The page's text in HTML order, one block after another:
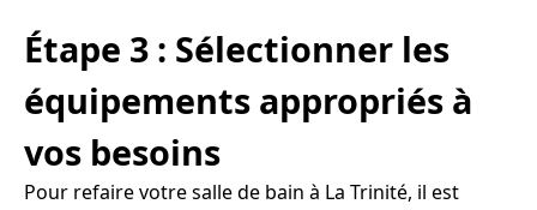
Étape 3 : Sélectionner les
équipements appropriés à
vos besoins
Pour refaire votre salle de bain à La Trinité, il est